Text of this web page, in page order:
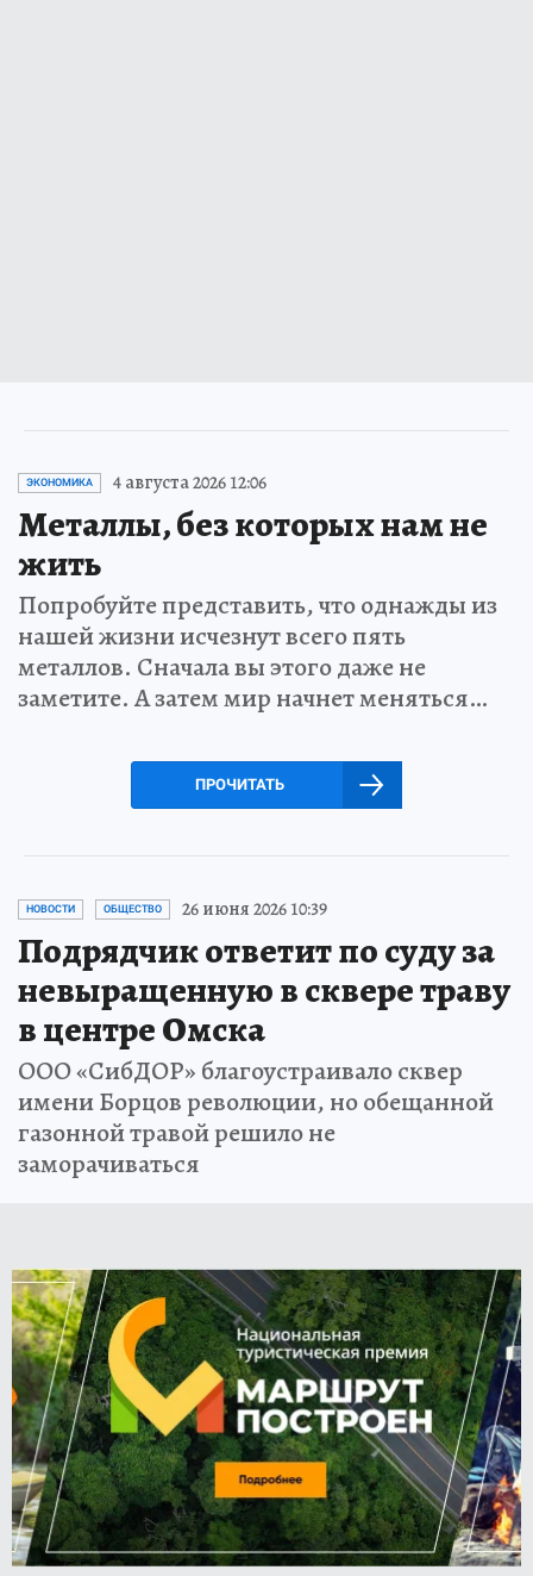
ЭКОНОМИКА 4 августа 2026 12:06
Металлы, без которых нам не
жить
Попробуйте представить, что однажды из
нашей жизни исчезнут всего пять
металлов. Сначала вы этого даже не
заметите. А затем мир начнет меняться…
ПРОЧИТАТЬ
НОВОСТИ ОБЩЕСТВО 26 июня 2026 10:39
Подрядчик ответит по суду за
невыращенную в сквере траву
в центре Омска
ООО «СибДОР» благоустраивало сквер
имени Борцов революции, но обещанной
газонной травой решило не
заморачиваться